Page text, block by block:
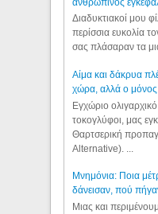
ανθρώπινος
Διαδυκτιακοί μου
περίσσια ευκολία
σας πλάσαραν τα
Αίμα και δάκρυα
χώρα, αλλά ο μόνος
Εγχώριο
τοκογλύφοι, μας
Θαρτσερική
Alternative). ...
Μνημόνια: Ποια
δάνεισαν, πού
Μιας και